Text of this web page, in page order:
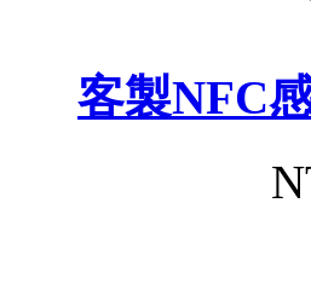
客製NFC